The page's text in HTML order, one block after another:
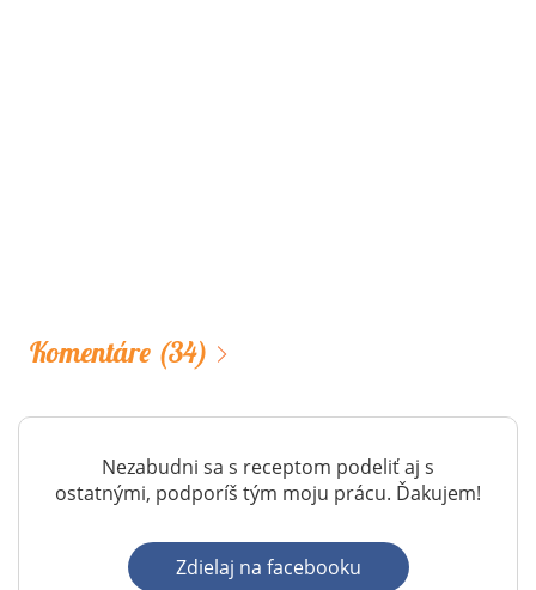
Komentáre (34)
Nezabudni sa s receptom podeliť aj s
ostatnými, podporíš tým moju prácu. Ďakujem!
Zdielaj na facebooku